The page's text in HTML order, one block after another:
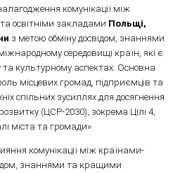
комунікації між
освітніми закладами Польщі,
з метою обміну досвідом, знаннями
середовищі країн, які є
культурному аспектах. Основна
місцевих громад, підприємців та
спільних зусиллях для досягнення
(ЦСР-2030), зокрема Цілі 4,
міста та громади».
комунікації між країнами-
знаннями та кращими